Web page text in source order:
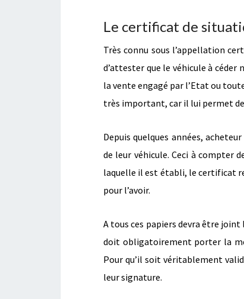
Le certificat de
Très connu sous l’appellation
d’attester que le véhicule à céder
la vente engagé par l’Etat ou
très important, car il lui permet de
Depuis quelques années,
de leur véhicule. Ceci à compter
laquelle il est établi, le certificat
pour l’avoir.
A tous ces papiers devra être
doit obligatoirement porter la
Pour qu’il soit véritablement
leur signature.